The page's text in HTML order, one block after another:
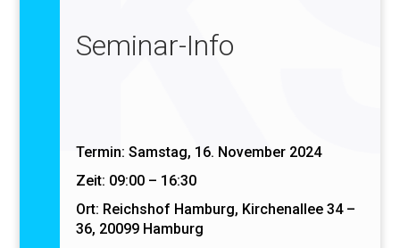
Seminar-Info
Termin:Samstag, 16. November 2024
Zeit: 09:00 – 16:30
Ort: Reichshof Hamburg, Kirchenallee 34 –
36, 20099 Hamburg